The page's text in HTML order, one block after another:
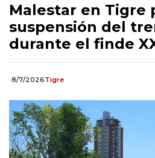
Malestar en Tigre
suspensión del
durante el finde
8/7/2026Tigre